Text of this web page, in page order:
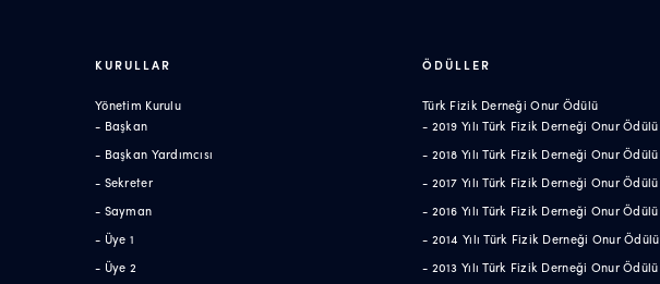
KURULLAR
Yönetim Kurulu
- Başkan
- Başkan Yardımcısı
- Sekreter
- Sayman
- Üye 1
- Üye 2
ÖDÜLLER
Türk Fizik Derneği Onur Ödülü
- 2019 Yılı Türk Fizik Derneği Onur Ödülü
- 2018 Yılı Türk Fizik Derneği Onur Ödülü
- 2017 Yılı Türk Fizik Derneği Onur Ödülü
- 2016 Yılı Türk Fizik Derneği Onur Ödülü
- 2014 Yılı Türk Fizik Derneği Onur Ödülü
- 2013 Yılı Türk Fizik Derneği Onur Ödülü